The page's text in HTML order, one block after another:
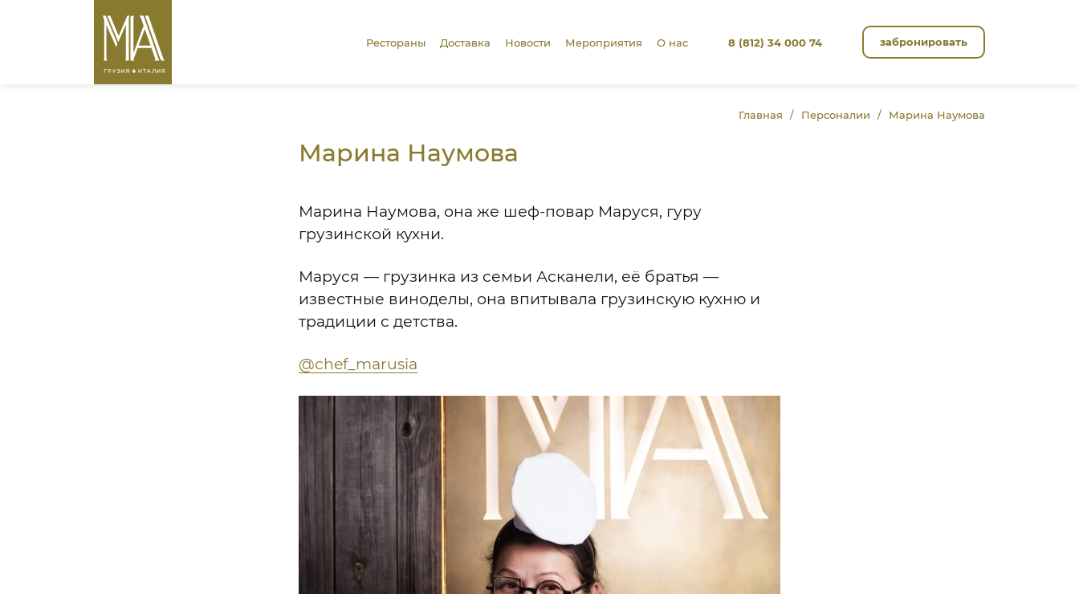
Рестораны Доставка Новости Мероприятия О нас 8 (812) 34 000 74 забронировать
Главная Персоналии Марина Наумова
Марина Наумова
Марина Наумова, она же шеф-повар Маруся, гуру
грузинской кухни.
Маруся — грузинка из семьи Асканели, её братья —
известные виноделы, она впитывала грузинскую кухню и
традиции с детства.
@chef_marusia